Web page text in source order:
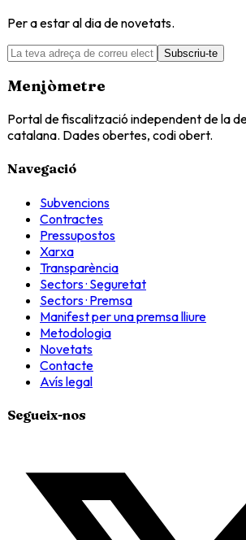
Per a estar al dia de novetats.
Subscriu-te
Menjòmetre
Portal de fiscalització independent de la
catalana. Dades obertes, codi obert.
Navegació
Subvencions
Contractes
Pressupostos
Xarxa
Transparència
Sectors · Seguretat
Sectors · Premsa
Manifest per una premsa lliure
Metodologia
Novetats
Contacte
Avís legal
Segueix-nos